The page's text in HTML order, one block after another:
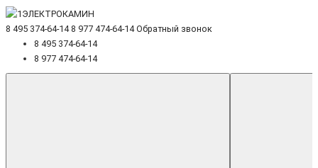
8 495 374-64-14 8 977 474-64-14 Обратный звонок
8 495 374-64-14
8 977 474-64-14